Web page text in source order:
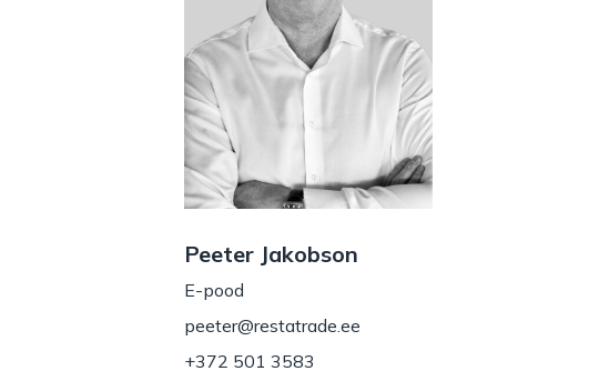
Peeter Jakobson
E-pood
peeter@restatrade.ee
+372 501 3583